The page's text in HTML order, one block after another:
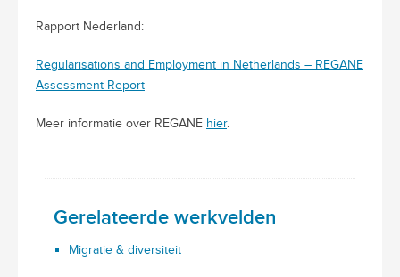
Rapport Nederland:
Regularisations and Employment in Netherlands – REGANE
Assessment Report
Meer informatie over REGANE hier.
Gerelateerde werkvelden
Migratie & diversiteit